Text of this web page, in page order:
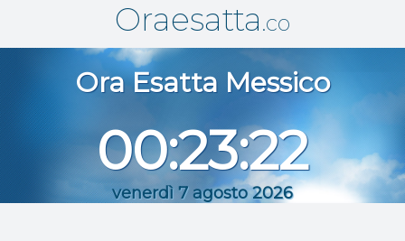
Oraesatta.co
Ora Esatta Messico
00:23:22
venerdì 7 agosto 2026